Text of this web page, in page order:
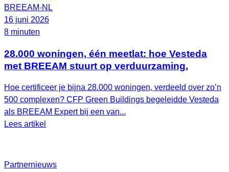
BREEAM-NL
16 juni 2026
8 minuten
28.000 woningen, één meetlat: hoe Vesteda
met BREEAM stuurt op verduurzaming.
Hoe certificeer je bijna 28.000 woningen, verdeeld over zo’n
500 complexen? CFP Green Buildings begeleidde Vesteda
als BREEAM Expert bij een van...
Lees artikel
Partnernieuws